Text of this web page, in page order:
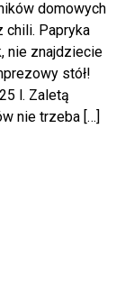
domowych
chili. Papryka
nie znajdziecie
stół!
l. Zaletą
nie trzeba […]